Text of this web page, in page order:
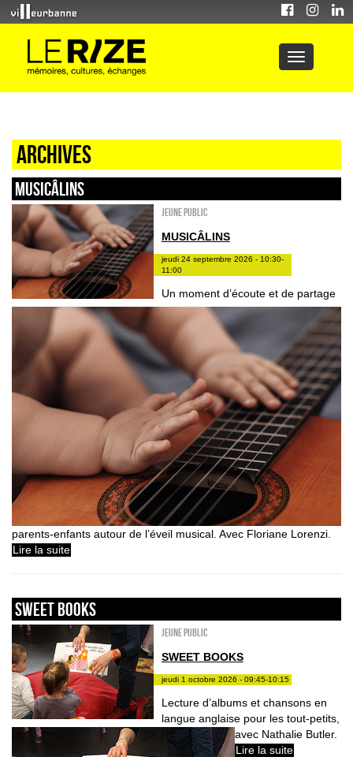
Archives
Musicâlins
Jeune public
MUSICÂLINS
jeudi 24 septembre 2026 - 10:30-
11:00
Un moment d’écoute et de partage
parents-enfants autour de l’éveil musical. Avec Floriane Lorenzi.
Lire la suite
sweet books
Jeune public
SWEET BOOKS
jeudi 1 octobre 2026 - 09:45-10:15
Lecture d’albums et chansons en
langue anglaise pour les tout-petits,
avec Nathalie Butler.
Lire la suite